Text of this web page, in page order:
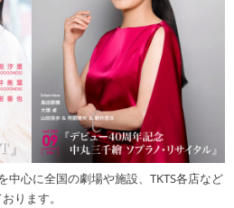
中心に全国の劇場や施設、TKTS各店など
ります。